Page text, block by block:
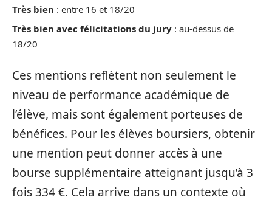
Très bien : entre 16 et 18/20
Très bien avec félicitations du jury : au-dessus de
18/20
Ces mentions reflètent non seulement le
niveau de performance académique de
l’élève, mais sont également porteuses de
bénéfices. Pour les élèves boursiers, obtenir
une mention peut donner accès à une
bourse supplémentaire atteignant jusqu’à 3
fois 334 €. Cela arrive dans un contexte où